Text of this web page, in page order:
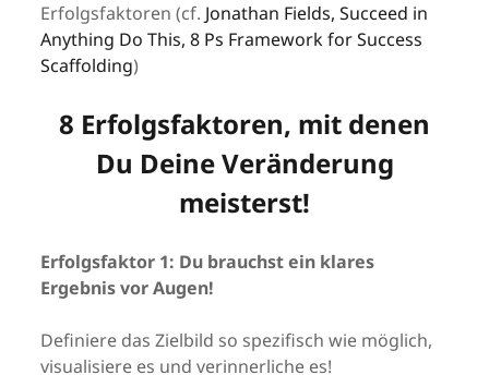
Erfolgsfaktoren (cf. Jonathan Fields, Succeed in
Anything Do This, 8 Ps Framework for Success
Scaffolding)
8 Erfolgsfaktoren, mit denen
Du Deine Veränderung
meisterst!
Erfolgsfaktor 1: Du brauchst ein klares
Ergebnis vor Augen!
Definiere das Zielbild so spezifisch wie möglich,
visualisiere es und verinnerliche es!